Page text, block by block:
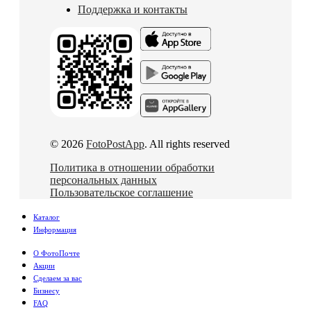
Поддержка и контакты
© 2026 FotoPostApp. All rights reserved
Политика в отношении обработки
персональных данных
Пользовательское соглашение
Каталог
Информация
О ФотоПочте
Акции
Сделаем за вас
Бизнесу
FAQ